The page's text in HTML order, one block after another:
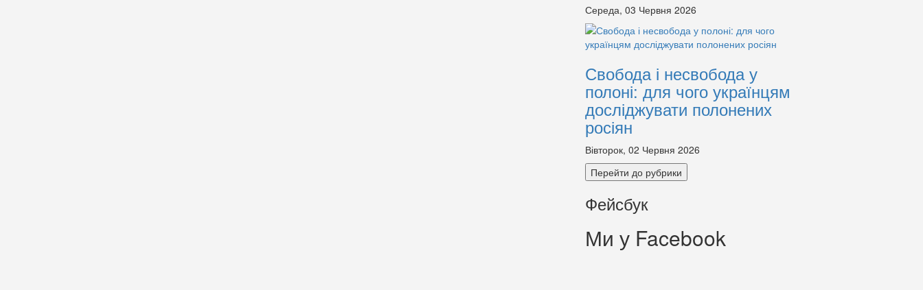
Середа, 03 Червня 2026
Свобода і несвобода у
полоні: для чого українцям
досліджувати полонених
росіян
Вівторок, 02 Червня 2026
Перейти до рубрики
Фейсбук
Ми у Facebook